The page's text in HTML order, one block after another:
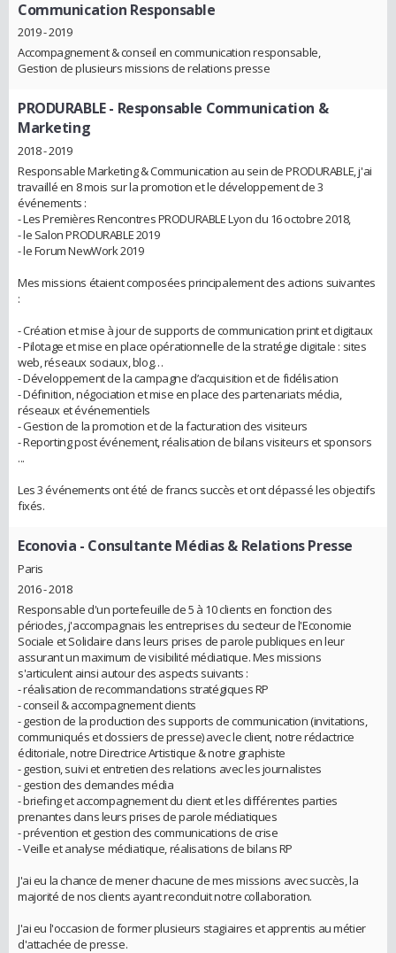
Communication Responsable
2019 - 2019
Accompagnement & conseil en communication responsable,
Gestion de plusieurs missions de relations presse
PRODURABLE- Responsable Communication &
Marketing
2018 - 2019
Responsable Marketing & Communication au sein de PRODURABLE, j'ai
travaillé en 8 mois sur la promotion et le développement de 3
événements :
- Les Premières Rencontres PRODURABLE Lyon du 16 octobre 2018,
- le Salon PRODURABLE 2019
- le Forum NewWork 2019
Mes missions étaient composées principalement des actions suivantes
:
- Création et mise à jour de supports de communication print et digitaux
- Pilotage et mise en place opérationnelle de la stratégie digitale : sites
web, réseaux sociaux, blog…
- Développement de la campagne d’acquisition et de fidélisation
- Définition, négociation et mise en place des partenariats média,
réseaux et événementiels
- Gestion de la promotion et de la facturation des visiteurs
- Reporting post événement, réalisation de bilans visiteurs et sponsors
...
Les 3 événements ont été de francs succès et ont dépassé les objectifs
fixés.
Econovia - Consultante Médias & Relations Presse
Paris
2016 - 2018
Responsable d'un portefeuille de 5 à 10 clients en fonction des
périodes, j'accompagnais les entreprises du secteur de l'Economie
Sociale et Solidaire dans leurs prises de parole publiques en leur
assurant un maximum de visibilité médiatique. Mes missions
s'articulent ainsi autour des aspects suivants :
- réalisation de recommandations stratégiques RP
- conseil & accompagnement clients
- gestion de la production des supports de communication (invitations,
communiqués et dossiers de presse) avec le client, notre rédactrice
éditoriale, notre Directrice Artistique & notre graphiste
- gestion, suivi et entretien des relations avec les journalistes
- gestion des demandes média
- briefing et accompagnement du client et les différentes parties
prenantes dans leurs prises de parole médiatiques
- prévention et gestion des communications de crise
- Veille et analyse médiatique, réalisations de bilans RP
J'ai eu la chance de mener chacune de mes missions avec succès, la
majorité de nos clients ayant reconduit notre collaboration.
J'ai eu l'occasion de former plusieurs stagiaires et apprentis au métier
d'attachée de presse.